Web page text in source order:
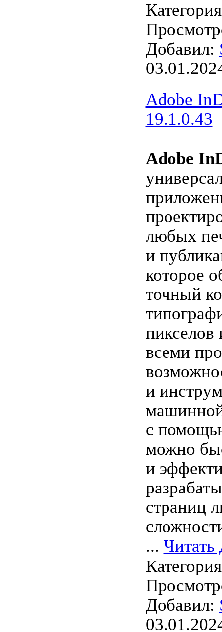
Добавил:
Adobe
19.1.0.43
Adobe
любых
и
которое
точный
пикселов
всеми
и
с
можно
и
страниц
... Читать
Добавил: